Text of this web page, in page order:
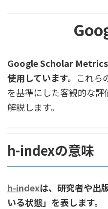
4.1.1.イン
4.1.2.エン
4.2.除外され
5.他の研究評価
5.2.ジャーナ
Google Scholar
使用しています。 これら
を基準にした客観的な評
解説します。
h-indexの意味
h-indexは、研究者や出
いる状態」を表します。